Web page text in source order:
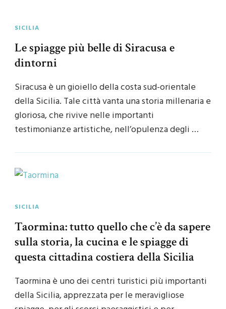
SICILIA
Le spiagge più belle di Siracusa e
dintorni
Siracusa è un gioiello della costa sud-orientale
della Sicilia. Tale città vanta una storia millenaria e
gloriosa, che rivive nelle importanti
testimonianze artistiche, nell’opulenza degli …
SICILIA
Taormina: tutto quello che c’è da sapere
sulla storia, la cucina e le spiagge di
questa cittadina costiera della Sicilia
Taormina è uno dei centri turistici più importanti
della Sicilia, apprezzata per le meravigliose